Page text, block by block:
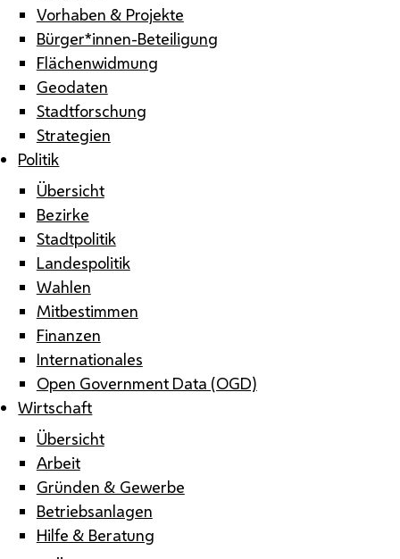
Vorhaben & Projekte
Bürger*innen-Beteiligung
Flächenwidmung
Geodaten
Stadtforschung
Strategien
Politik
Übersicht
Bezirke
Stadtpolitik
Landespolitik
Wahlen
Mitbestimmen
Finanzen
Internationales
Open Government Data (OGD)
Wirtschaft
Übersicht
Arbeit
Gründen & Gewerbe
Betriebsanlagen
Hilfe & Beratung